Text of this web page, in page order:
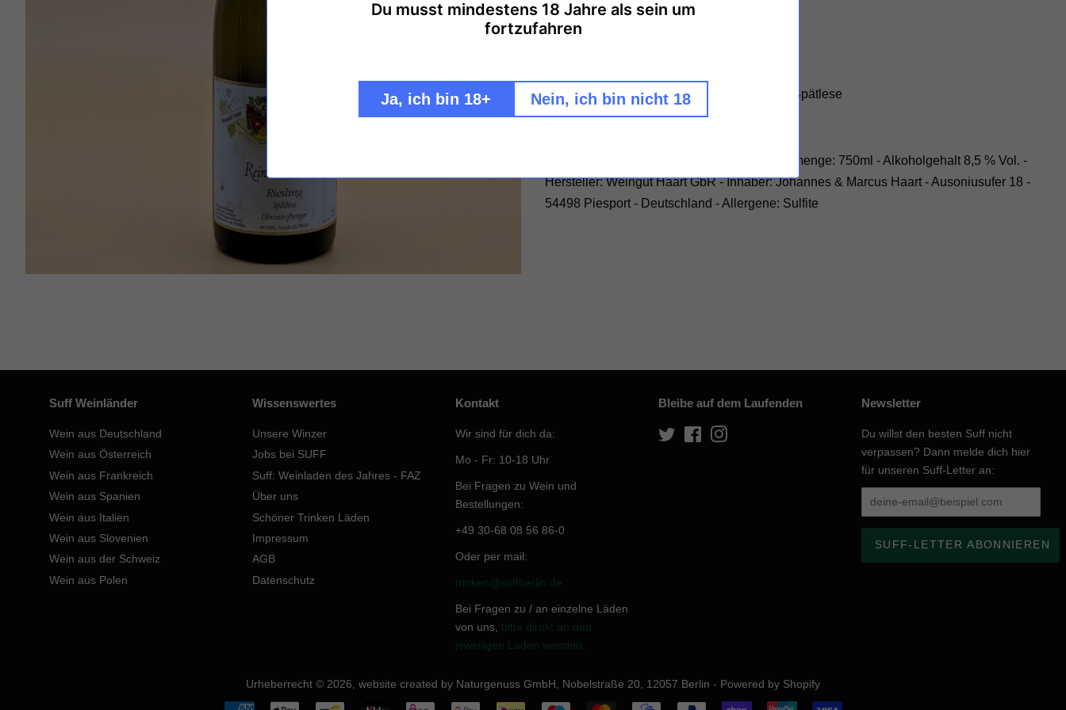
Weitere Bezahlmöglichkeiten
Der Reinhold Haart 2001er Dhronhofberger Spätlese
Geschmack: süss - Zertifizierung: VDP - Füllmenge: 750ml - Alkoholgehalt 8,5 % Vol. -
Hersteller: Weingut Haart GbR - Inhaber: Johannes & Marcus Haart - Ausoniusufer 18 -
54498 Piesport - Deutschland - Allergene: Sulfite
Suff Weinländer
Wein aus Deutschland
Wein aus Österreich
Wein aus Frankreich
Wein aus Spanien
Wein aus Italien
Wein aus Slovenien
Wein aus der Schweiz
Wein aus Polen
Wissenswertes
Unsere Winzer
Jobs bei SUFF
Suff: Weinladen des Jahres - FAZ
Über uns
Schöner Trinken Läden
Impressum
AGB
Datenschutz
Kontakt
Wir sind für dich da:
Mo - Fr: 10-18 Uhr
Bei Fragen zu Wein und
Bestellungen:
+49 30-68 08 56 86-0
Oder per mail:
trinken@suffberlin.de
Bei Fragen zu / an einzelne Läden
von uns,
bitte direkt an den
jeweiligen Laden wenden.
Bleibe auf dem Laufenden
Twitter Facebook
Newsletter
Du willst den besten Suff nicht
verpassen? Dann melde dich hier
für unseren Suff-Letter an:
Urheberrecht © 2026, website created by Naturgenuss GmbH, Nobelstraße 20, 12057 Berlin - Powered by Shopify
Du musst mindestens 18 Jahre als sein um
fortzufahren
Ja, ich bin 18+ Nein, ich bin nicht 18